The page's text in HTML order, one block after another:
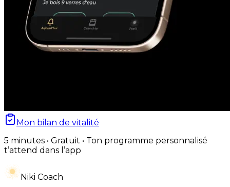
Mon bilan de vitalité
5 minutes • Gratuit • Ton programme personnalisé
t’attend dans l’app
Niki Coach